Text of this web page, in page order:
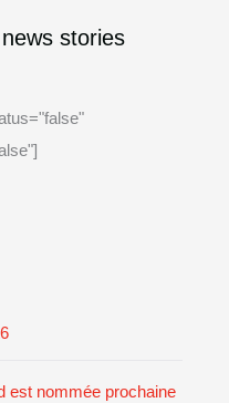
stories
est nommée prochaine